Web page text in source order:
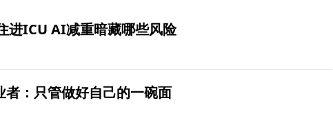
进ICU AI减重暗藏哪些风险
者：只管做好自己的一碗面